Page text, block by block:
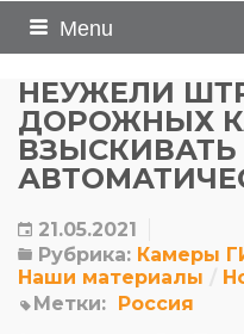
Menu
НЕУЖЕЛИ
ДОРОЖНЫХ
ВЗЫСКИВАТЬ
21.05.2021
Рубрика: Камеры
Наши материалы
Метки: Россия